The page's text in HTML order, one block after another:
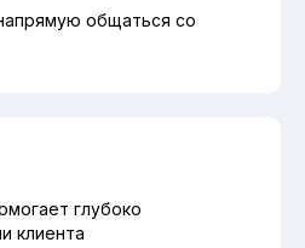
общаться со
глубоко
клиента